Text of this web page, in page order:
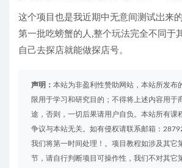
这个项目也是我近期中无意间测试岀来
第一批吃螃蟹的人,整个玩法完全不同于
自己去探店就能做探店号。
声明： 本站为非盈利性赞助网站，本站所发布
限用于学习和研究目的；不得将上述内容用于
途，否则，一切后果请用户自负。本站所有课
争议与本站无关。如有侵权请联系邮箱：
我们将第一时间处理！。项目教程如涉及其它
节，请自行判断项目可操作性，我们不对其它